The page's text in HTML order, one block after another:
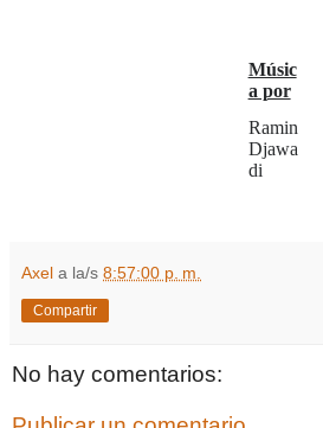
Músic
a por
Ramin
Djawa
di
Axel a la/s 8:57:00 p. m.
Compartir
No hay comentarios: